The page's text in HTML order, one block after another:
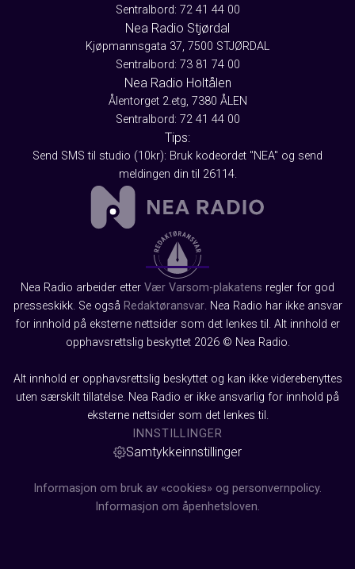
Sentralbord: 72 41 44 00
Nea Radio Stjørdal
Kjøpmannsgata 37, 7500 STJØRDAL
Sentralbord: 73 81 74 00
Nea Radio Holtålen
Ålentorget 2.etg, 7380 ÅLEN
Sentralbord: 72 41 44 00
Tips:
Send SMS til studio (10kr): Bruk kodeordet "NEA" og send
meldingen din til 26114.
Nea Radio arbeider etter Vær Varsom-plakatens regler for god
presseskikk. Se også Redaktøransvar. Nea Radio har ikke ansvar
for innhold på eksterne nettsider som det lenkes til. Alt innhold er
opphavsrettslig beskyttet 2026 © Nea Radio.
Alt innhold er opphavsrettslig beskyttet og kan ikke viderebenyttes
uten særskilt tillatelse. Nea Radio er ikke ansvarlig for innhold på
eksterne nettsider som det lenkes til.
INNSTILLINGER
Samtykkeinnstillinger
Informasjon om bruk av «cookies» og personvernpolicy.
Informasjon om åpenhetsloven.